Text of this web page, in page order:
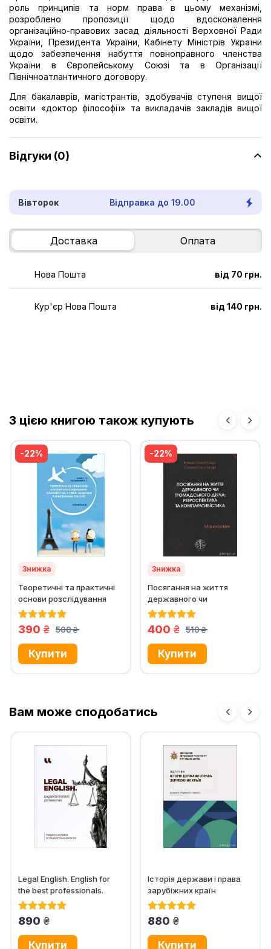
роль принципів та норм права в цьому механізмі,
розроблено пропозиції щодо вдосконалення
організаційно-правових засад діяльності Верховної Ради
України, Президента України, Кабінету Міністрів України
щодо забезпечення набуття повноправного членства
України в Європейському Союзі та в Організації
Північноатлантичного договору.
Для бакалаврів, магістрантів, здобувачів ступеня вищої
освіти «доктор філософії» та викладачів закладів вищої
освіти.
Відгуки (0)
Вівторок Відправка до 19.00
Доставка Оплата
Нова Пошта від 70 грн.
Кур'єр Нова Пошта від 140 грн.
З цією книгою також купують
Знижка
Теоретичні та практичні
основи розслідування
шахрайства у сфері
-22%
500
грн.
390 грн.
Знижка
Посягання на життя
державного чи
громадського діяча:
-22%
510
грн.
400 грн.
Вам може сподобатись
Legal English. English for
the best professionals.
Workbook
890 грн.
Історія держави i права
зарубіжних кpaїн
880 грн.